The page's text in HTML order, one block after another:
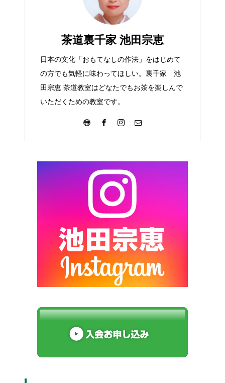
茶道裏千家 池田宗恵
日本の文化「おもてなしの作法」をはじめて
の方でも気軽に味わってほしい。裏千家 池
田宗恵 茶道教室はどなたでもお茶を楽しんで
いただくための教室です。